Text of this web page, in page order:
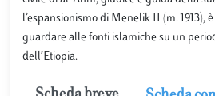
l’espansionismo di Menelik II (m. 1913),
guardare alle fonti islamiche su un
dell’Etiopia.